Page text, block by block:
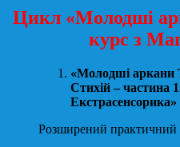
Цикл «Молодші
курс з
«Молодші аркани
Стихій – частина
Екстрасенсорика»
Розширений практичний